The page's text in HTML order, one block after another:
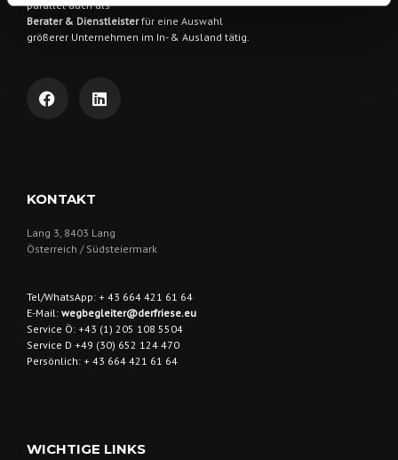
parallel auch als
Berater & Dienstleisterfür eine Auswahl
größerer Unternehmen im In- & Ausland tätig.
KONTAKT
Lang 3, 8403 Lang
Österreich / Südsteiermark
Tel/WhatsApp: + 43 664 421 61 64
E-Mail: wegbegleiter@derfriese.eu
Service Ö: +43 (1) 205 108 5504
Service D +49 (30) 652 124 470
Persönlich: + 43 664 421 61 64
WICHTIGE LINKS